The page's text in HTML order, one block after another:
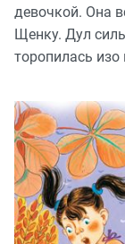
девочкой. Она
Щенку. Дул
торопилась изо